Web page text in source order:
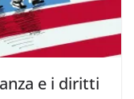
e i diritti